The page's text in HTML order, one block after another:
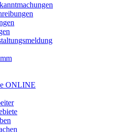
ONLINE